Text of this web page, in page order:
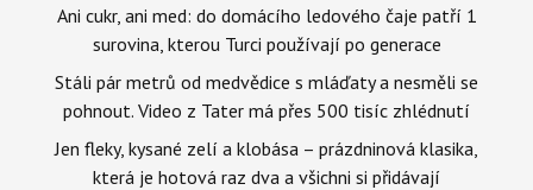
Ani cukr, ani med: do domácího ledového čaje patří 1
surovina, kterou Turci používají po generace
Stáli pár metrů od medvědice s mláďaty a nesměli se
pohnout. Video z Tater má přes 500 tisíc zhlédnutí
Jen fleky, kysané zelí a klobása – prázdninová klasika,
která je hotová raz dva a všichni si přidávají